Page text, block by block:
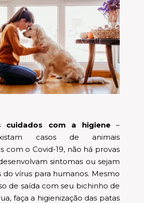
cuidados com a higiene–
casos de animais
com o Covid-19, não há provas
sintomas ou sejam
do vírus para humanos. Mesmo
de saída com seu bichinho de
faça a higienização das patas